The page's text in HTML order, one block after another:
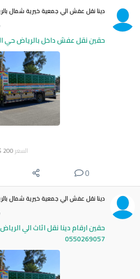
دينا نقل عفش الي جمعية خيرية شمال
حقين نقل عفش داخل بالرياض حي الشفاء
السعر 200
0
دينا نقل عفش الي جمعية خيرية شمال
حقين ارقام دينا نقل اثاث الي
0550269057